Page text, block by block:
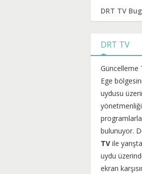
DRT TV
DRT TV
Güncelleme
Ege
uydusu
bulunuyor.
TV ile
uydu
ekran